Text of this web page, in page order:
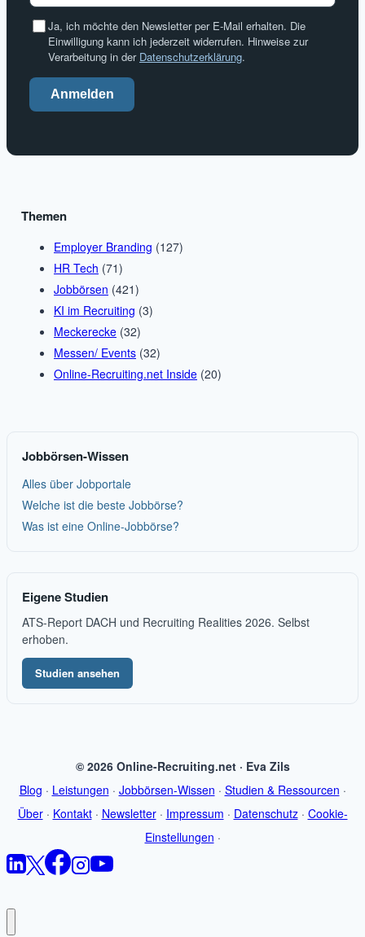
Ja, ich möchte den Newsletter per E-Mail erhalten. Die
Einwilligung kann ich jederzeit widerrufen. Hinweise zur
Verarbeitung in der Datenschutzerklärung.
Anmelden
Themen
Employer Branding (127)
HR Tech (71)
Jobbörsen (421)
KI im Recruiting (3)
Meckerecke (32)
Messen/ Events (32)
Online-Recruiting.net Inside (20)
Jobbörsen-Wissen
Alles über Jobportale
Welche ist die beste Jobbörse?
Was ist eine Online-Jobbörse?
Eigene Studien
ATS-Report DACH und Recruiting Realities 2026. Selbst
erhoben.
Studien ansehen
© 2026 Online-Recruiting.net · Eva Zils
Blog · Leistungen · Jobbörsen-Wissen · Studien & Ressourcen ·
Über· Kontakt· Newsletter· Impressum · Datenschutz· Cookie-
Einstellungen ·